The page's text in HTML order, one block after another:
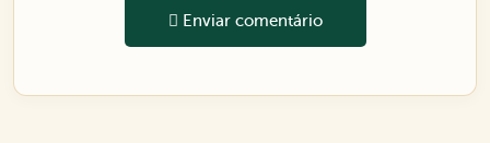
Enviar comentário